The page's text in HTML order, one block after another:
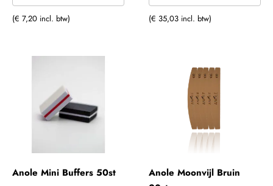
(€ 7,20 incl. btw) (€ 35,03 incl. btw)
Anole Mini Buffers 50st
Anole Moonvijl Bruin